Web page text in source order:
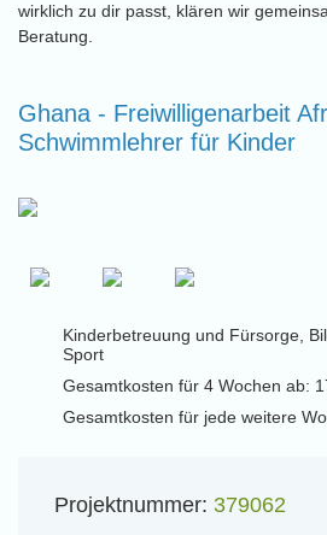
wirklich zu dir passt, klären wir
Beratung.
Ghana - Freiwilligenarbeit
Schwimmlehrer für Kinder
Kinderbetreuung und Fürsorge,
Sport
Gesamtkosten für 4 Wochen ab:
Gesamtkosten für jede weitere
Projektnummer: 379062